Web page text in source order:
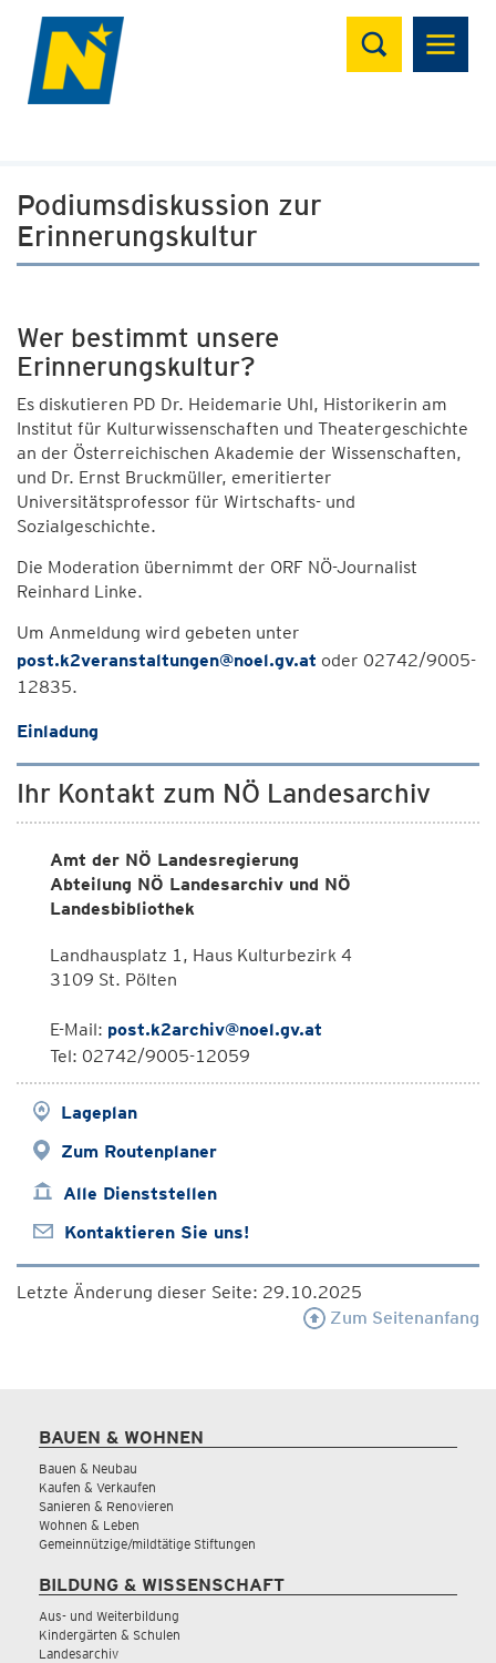
Suchen
Podiumsdiskussion zur
Erinnerungskultur
Wer bestimmt unsere
Erinnerungskultur?
Es diskutieren PD Dr. Heidemarie Uhl, Historikerin am
Institut für Kulturwissenschaften und Theatergeschichte
an der Österreichischen Akademie der Wissenschaften,
und Dr. Ernst Bruckmüller, emeritierter
Universitätsprofessor für Wirtschafts- und
Sozialgeschichte.
Die Moderation übernimmt der ORF NÖ-Journalist
Reinhard Linke.
Um Anmeldung wird gebeten unter
post.k2veranstaltungen@noel.gv.at oder 02742/9005-
12835.
Einladung
Ihr Kontakt zum NÖ Landesarchiv
Amt der NÖ Landesregierung
Abteilung NÖ Landesarchiv und NÖ
Landesbibliothek
Landhausplatz 1, Haus Kulturbezirk 4
3109 St. Pölten
E-Mail: post.k2archiv@noel.gv.at
Tel: 02742/9005-12059
Lageplan
Zum Routenplaner
Alle Dienststellen
Kontaktieren Sie uns!
Letzte Änderung dieser Seite: 29.10.2025
Zum Seitenanfang
BAUEN & WOHNEN
Bauen & Neubau
Kaufen & Verkaufen
Sanieren & Renovieren
Wohnen & Leben
Gemeinnützige/mildtätige Stiftungen
BILDUNG & WISSENSCHAFT
Aus- und Weiterbildung
Kindergärten & Schulen
Landesarchiv